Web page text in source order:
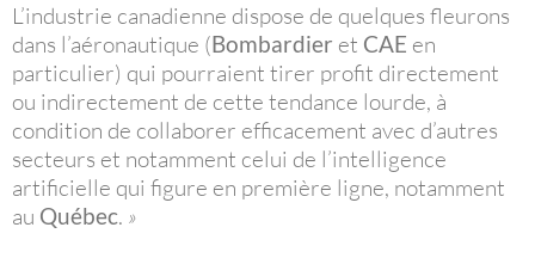
L’industrie canadienne dispose de quelques fleurons
dans l’aéronautique (Bombardier et CAE en
particulier) qui pourraient tirer profit directement
ou indirectement de cette tendance lourde, à
condition de collaborer efficacement avec d’autres
secteurs et notamment celui de l’intelligence
artificielle qui figure en première ligne, notamment
au Québec. »